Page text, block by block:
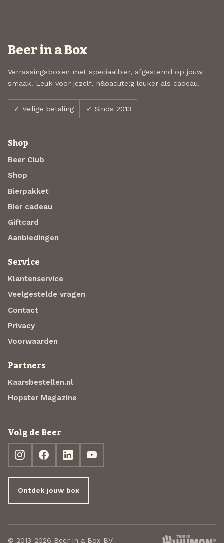
Beer in a Box
Verrassingsboxen met speciaalbier, afgestemd op jouw
smaak. Leuk voor jezelf, n&oacute;g leuker als cadeau.
✓ Veilige betaling ✓ Sinds 2013
Shop
Beer Club
Shop
Bierpakket
Bier cadeau
Giftcard
Aanbiedingen
Service
Klantenservice
Veelgestelde vragen
Contact
Privacy
Voorwaarden
Partners
Kaarsbestellen.nl
Hopster Magazine
Volg de Beer
Ontdek jouw box
© 2013-2026 Beer in a Box BV